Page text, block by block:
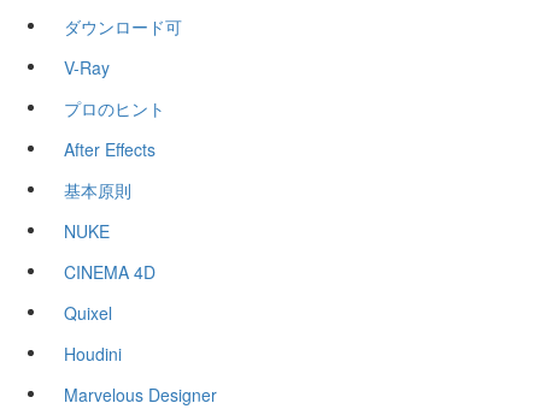
ダウンロード可
V-Ray
プロのヒント
After Effects
基本原則
NUKE
CINEMA 4D
Quixel
Houdini
Marvelous Designer